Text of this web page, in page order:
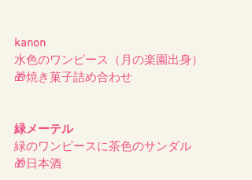
kanon
水色のワンピース（月の楽園出身）
🎁焼き菓子詰め合わせ
緑メーテル
緑のワンピースに茶色のサンダル
🎁日本酒